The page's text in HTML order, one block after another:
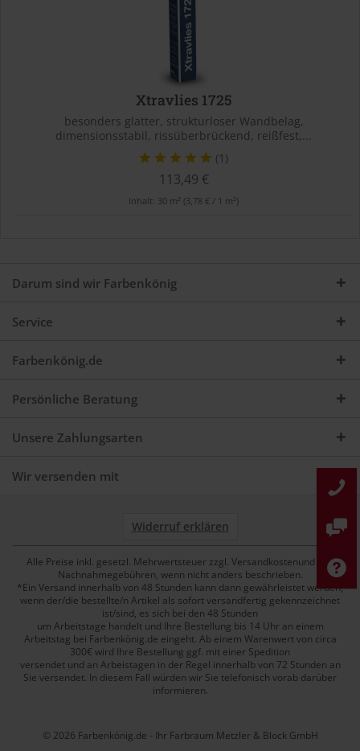
Xtravlies 1725
besonders glatter, strukturloser Wandbelag,
dimensionsstabil, rissüberbrückend, reißfest,...
(1)
113,49 €
Inhalt: 30 m² (3,78 € / 1 m²)
Darum sind wir Farbenkönig
Service
Farbenkönig.de
Persönliche Beratung
Unsere Zahlungsarten
Wir versenden mit
Widerruf erklären
Alle Preise inkl. gesetzl. Mehrwertsteuer zzgl. Versandkostenund ggf.
Nachnahmegebühren, wenn nicht anders beschrieben.
*Ein Versand innerhalb von 48 Stunden kann dann gewährleistet werden,
wenn der/die bestellte/n Artikel als sofort versandfertig gekennzeichnet
ist/sind, es sich bei den 48 Stunden
um Arbeitstage handelt und Ihre Bestellung bis 14 Uhr an einem
Arbeitstag bei Farbenkönig.de eingeht. Ab einem Warenwert von circa
300€ wird Ihre Bestellung ggf. mit einer Spedition
versendet und an Arbeistagen in der Regel innerhalb von 72 Stunden an
Sie versendet. In diesem Fall würden wir Sie telefonisch vorab darüber
informieren.
© 2026 Farbenkönig.de - Ihr Farbraum Metzler & Block GmbH